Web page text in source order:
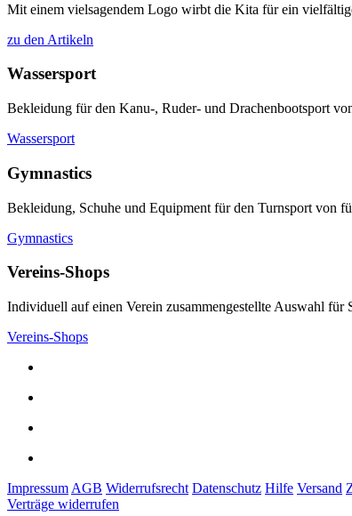
Mit einem vielsagendem Logo wirbt die Kita für ein
zu den Artikeln
Wassersport
Bekleidung für den Kanu-, Ruder- und Drachenbootsport
Wassersport
Gymnastics
Bekleidung, Schuhe und Equipment für den Turnsport von
Gymnastics
Vereins-Shops
Individuell auf einen Verein zusammengestellte Auswahl für
Vereins-Shops
Impressum AGB Widerrufsrecht Datenschutz Hilfe Versand
Verträge widerrufen